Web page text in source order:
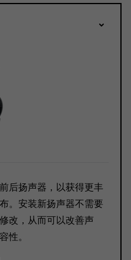
后扬声器，以获得更丰
。安装新扬声器不需要
改，从而可以改善声
性。